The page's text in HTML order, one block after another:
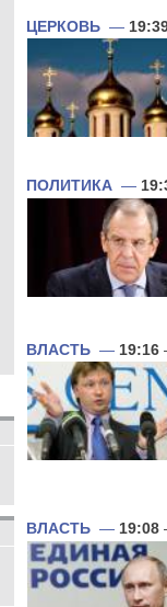
ЦЕРКОВЬ —
ПОЛИТИКА —
ВЛАСТЬ — 19:16
ВЛАСТЬ — 19:08